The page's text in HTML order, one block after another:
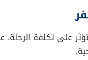
على تكلفة الرحلة.